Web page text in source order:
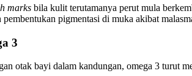
marks bila kulit terutamanya perut mula
pigmentasi di muka akibat
3
otak bayi dalam kandungan, omega 3 turut